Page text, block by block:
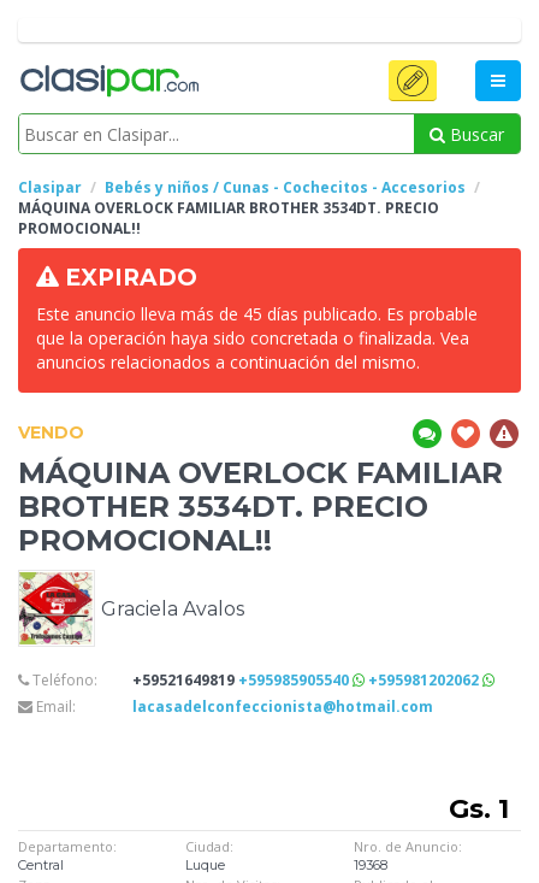
Buscar
Clasipar
Bebés y niños / Cunas - Cochecitos - Accesorios
MÁQUINA OVERLOCK FAMILIAR BROTHER 3534DT. PRECIO
PROMOCIONAL!!
EXPIRADO
Este anuncio lleva más de 45 días publicado. Es probable
que la operación haya sido concretada o finalizada. Vea
anuncios relacionados a continuación del mismo.
VENDO
MÁQUINA OVERLOCK FAMILIAR
BROTHER 3534DT. PRECIO
PROMOCIONAL!!
Graciela Avalos
Teléfono: +59521649819 +595985905540
+595981202062
Email:
lacasadelconfeccionista@hotmail.com
Gs. 1
Departamento:
Central
Ciudad:
Luque
Nro. de Anuncio:
19368